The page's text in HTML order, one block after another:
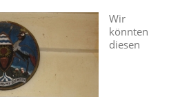
Wir
könnten
diesen